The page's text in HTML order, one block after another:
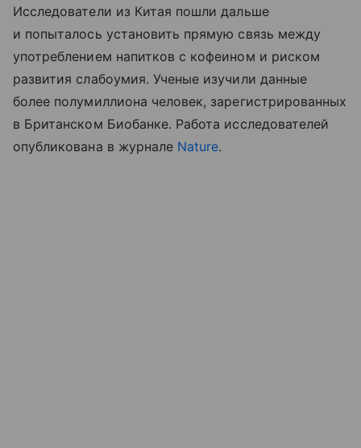
Исследователи из Китая пошли дальше
и попыталось установить прямую связь между
употреблением напитков с кофеином и риском
развития слабоумия. Ученые изучили данные
более полумиллиона человек, зарегистрированных
в Британском Биобанке. Работа исследователей
опубликована в журнале Nature.